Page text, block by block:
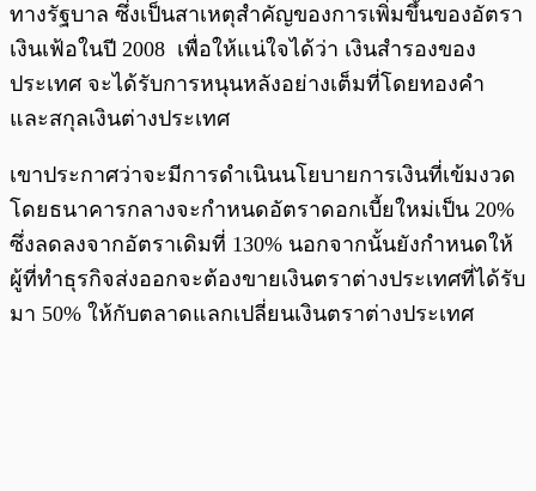
ทางรัฐบาล ซึ่งเป็นสาเหตุสำคัญของการเพิ่มขึ้นของอัตรา
เงินเฟ้อในปี 2008 เพื่อให้แน่ใจได้ว่า เงินสำรองของ
ประเทศ จะได้รับการหนุนหลังอย่างเต็มที่โดยทองคำ
และสกุลเงินต่างประเทศ
เขาประกาศว่าจะมีการดำเนินนโยบายการเงินที่เข้มงวด
โดยธนาคารกลางจะกำหนดอัตราดอกเบี้ยใหม่เป็น 20%
ซึ่งลดลงจากอัตราเดิมที่ 130% นอกจากนั้นยังกำหนดให้
ผู้ที่ทำธุรกิจส่งออกจะต้องขายเงินตราต่างประเทศที่ได้รับ
มา 50% ให้กับตลาดแลกเปลี่ยนเงินตราต่างประเทศ